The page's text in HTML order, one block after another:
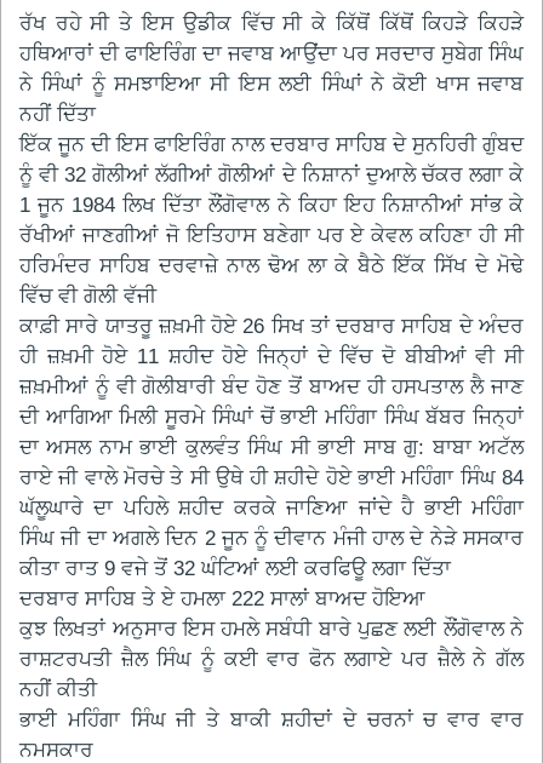
ਰੱਖ ਰਹੇ ਸੀ ਤੇ ਇਸ ਉਡੀਕ ਵਿੱਚ ਸੀ ਕੇ ਕਿੱਥੋਂ ਕਿੱਥੋਂ ਕਿਹੜੇ ਕਿਹੜੇ
ਹਥਿਆਰਾਂ ਦੀ ਫਾਇਰਿੰਗ ਦਾ ਜਵਾਬ ਆਉਂਦਾ ਪਰ ਸਰਦਾਰ ਸੁਬੇਗ ਸਿੰਘ
ਨੇ ਸਿੰਘਾਂ ਨੂੰ ਸਮਝਾਇਆ ਸੀ ਇਸ ਲਈ ਸਿੰਘਾਂ ਨੇ ਕੋਈ ਖਾਸ ਜਵਾਬ
ਨਹੀਂ ਦਿੱਤਾ
ਇੱਕ ਜੂਨ ਦੀ ਇਸ ਫਾਇਰਿੰਗ ਨਾਲ ਦਰਬਾਰ ਸਾਹਿਬ ਦੇ ਸੁਨਹਿਰੀ ਗੁੰਬਦ
ਨੂੰ ਵੀ 32 ਗੋਲੀਆਂ ਲੱਗੀਆਂ ਗੋਲੀਆਂ ਦੇ ਨਿਸ਼ਾਨਾਂ ਦੁਆਲੇ ਚੱਕਰ ਲਗਾ ਕੇ
1 ਜੂਨ 1984 ਲਿਖ ਦਿੱਤਾ ਲੌਂਗੋਵਾਲ ਨੇ ਕਿਹਾ ਇਹ ਨਿਸ਼ਾਨੀਆਂ ਸਾਂਭ ਕੇ
ਰੱਖੀਆਂ ਜਾਣਗੀਆਂ ਜੋ ਇਤਿਹਾਸ ਬਣੇਗਾ ਪਰ ਏ ਕੇਵਲ ਕਹਿਣਾ ਹੀ ਸੀ
ਹਰਿਮੰਦਰ ਸਾਹਿਬ ਦਰਵਾਜ਼ੇ ਨਾਲ ਢੋਅ ਲਾ ਕੇ ਬੈਠੇ ਇੱਕ ਸਿੱਖ ਦੇ ਮੋਢੇ
ਵਿੱਚ ਵੀ ਗੋਲੀ ਵੱਜੀ
ਕਾਫ਼ੀ ਸਾਰੇ ਯਾਤਰੂ ਜ਼ਖ਼ਮੀ ਹੋਏ 26 ਸਿਖ ਤਾਂ ਦਰਬਾਰ ਸਾਹਿਬ ਦੇ ਅੰਦਰ
ਹੀ ਜ਼ਖ਼ਮੀ ਹੋਏ 11 ਸ਼ਹੀਦ ਹੋਏ ਜਿਨ੍ਹਾਂ ਦੇ ਵਿੱਚ ਦੋ ਬੀਬੀਆਂ ਵੀ ਸੀ
ਜ਼ਖ਼ਮੀਆਂ ਨੂੰ ਵੀ ਗੋਲੀਬਾਰੀ ਬੰਦ ਹੋਣ ਤੋਂ ਬਾਅਦ ਹੀ ਹਸਪਤਾਲ ਲੈ ਜਾਣ
ਦੀ ਆਗਿਆ ਮਿਲੀ ਸੂਰਮੇ ਸਿੰਘਾਂ ਚੋਂ ਭਾਈ ਮਹਿੰਗਾ ਸਿੰਘ ਬੱਬਰ ਜਿਨ੍ਹਾਂ
ਦਾ ਅਸਲ ਨਾਮ ਭਾਈ ਕੁਲਵੰਤ ਸਿੰਘ ਸੀ ਭਾਈ ਸਾਬ ਗੁ: ਬਾਬਾ ਅਟੱਲ
ਰਾਏ ਜੀ ਵਾਲੇ ਮੋਰਚੇ ਤੇ ਸੀ ਉਥੇ ਹੀ ਸ਼ਹੀਦੇ ਹੋਏ ਭਾਈ ਮਹਿੰਗਾ ਸਿੰਘ 84
ਘੱਲੂਘਾਰੇ ਦਾ ਪਹਿਲੇ ਸ਼ਹੀਦ ਕਰਕੇ ਜਾਣਿਆ ਜਾਂਦੇ ਹੈ ਭਾਈ ਮਹਿੰਗਾ
ਸਿੰਘ ਜੀ ਦਾ ਅਗਲੇ ਦਿਨ 2 ਜੂਨ ਨੂੰ ਦੀਵਾਨ ਮੰਜੀ ਹਾਲ ਦੇ ਨੇੜੇ ਸਸਕਾਰ
ਕੀਤਾ ਰਾਤ 9 ਵਜੇ ਤੋਂ 32 ਘੰਟਿਆਂ ਲਈ ਕਰਫਿਊ ਲਗਾ ਦਿੱਤਾ
ਦਰਬਾਰ ਸਾਹਿਬ ਤੇ ਏ ਹਮਲਾ 222 ਸਾਲਾਂ ਬਾਅਦ ਹੋਇਆ
ਕੁਝ ਲਿਖਤਾਂ ਅਨੁਸਾਰ ਇਸ ਹਮਲੇ ਸਬੰਧੀ ਬਾਰੇ ਪੁਛਣ ਲਈ ਲੌਂਗੋਵਾਲ ਨੇ
ਰਾਸ਼ਟਰਪਤੀ ਜ਼ੈਲ ਸਿੰਘ ਨੂੰ ਕਈ ਵਾਰ ਫੋਨ ਲਗਾਏ ਪਰ ਜ਼ੈਲੇ ਨੇ ਗੱਲ
ਨਹੀਂ ਕੀਤੀ
ਭਾਈ ਮਹਿੰਗਾ ਸਿੰਘ ਜੀ ਤੇ ਬਾਕੀ ਸ਼ਹੀਦਾਂ ਦੇ ਚਰਨਾਂ ਚ ਵਾਰ ਵਾਰ
ਨਮਸਕਾਰ